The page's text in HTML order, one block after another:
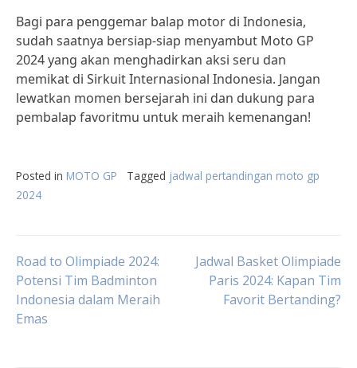
Bagi para penggemar balap motor di Indonesia,
sudah saatnya bersiap-siap menyambut Moto GP
2024 yang akan menghadirkan aksi seru dan
memikat di Sirkuit Internasional Indonesia. Jangan
lewatkan momen bersejarah ini dan dukung para
pembalap favoritmu untuk meraih kemenangan!
Posted in MOTO GP Tagged jadwal pertandingan moto gp
2024
Post
navigation
Road to Olimpiade 2024:
Potensi Tim Badminton
Indonesia dalam Meraih
Emas
Jadwal Basket Olimpiade
Paris 2024: Kapan Tim
Favorit Bertanding?